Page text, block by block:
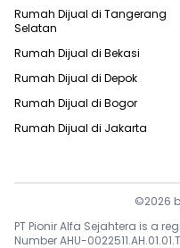
Rumah Dijual di Tangerang
Selatan
Rumah Dijual di Bekasi
Rumah Dijual di Depok
Rumah Dijual di Bogor
Rumah Dijual di Jakarta
©2026
PT Pionir Alfa Sejahtera is a
Number AHU-